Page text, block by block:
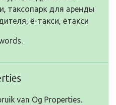
таксопарк для аренды
ё-такси, ётакси
van Og Properties.